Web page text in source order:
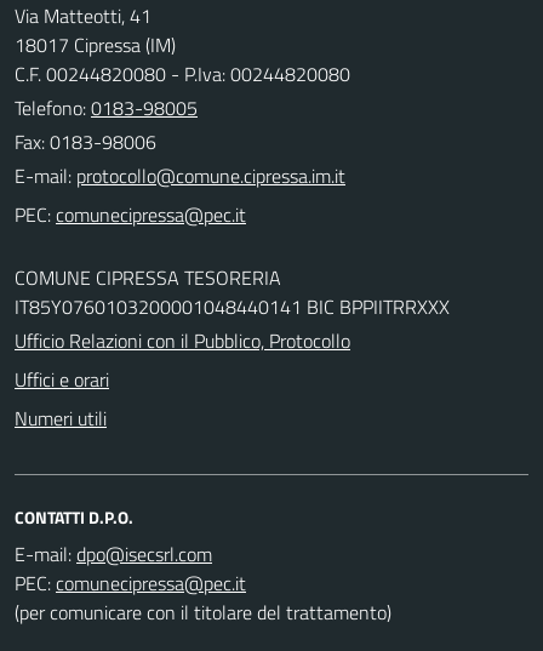
Via Matteotti, 41
18017 Cipressa (IM)
C.F. 00244820080 - P.Iva: 00244820080
Telefono:0183-98005
Fax: 0183-98006
E-mail:
PEC:
COMUNE CIPRESSA TESORERIA
IT85Y0760103200001048440141 BIC BPPIITRRXXX
Ufficio Relazioni con il Pubblico, Protocollo
Uffici e orari
Numeri utili
CONTATTI D.P.O.
E-mail:
PEC:
(per comunicare con il titolare del trattamento)